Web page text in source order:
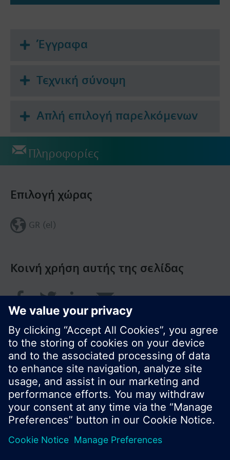
Έγγραφα
Τεχνική σύνοψη
Απλή επιλογή παρελκόμενων
Πληροφορίες
Κοινή χρήση αυτής της σελίδας
Επιλογή χώρας
GR (el)
© Siemens Greece 2017
Το χαρτοφυλάκιο προϊόντων και οι τιμές μπορεί